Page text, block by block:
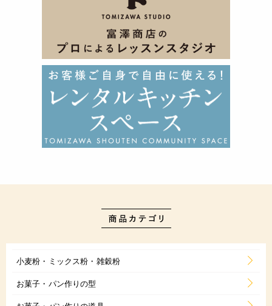
小麦粉・ミックス粉・雑穀粉
お菓子・パン作りの型